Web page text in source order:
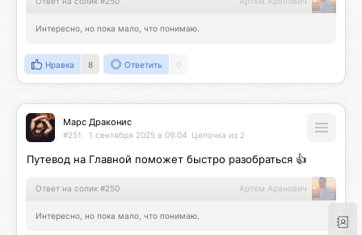
Интересно, но пока мало, что понимаю.
Нравка 8 Ответить 0
Марс Драконис
#251 1 сентября 2025 в 09:04 Цепочка из 2
Путевод на Главной поможет быстро разобраться 👍
Ответ на солик #250 Артем Аранович
Интересно, но пока мало, что понимаю.